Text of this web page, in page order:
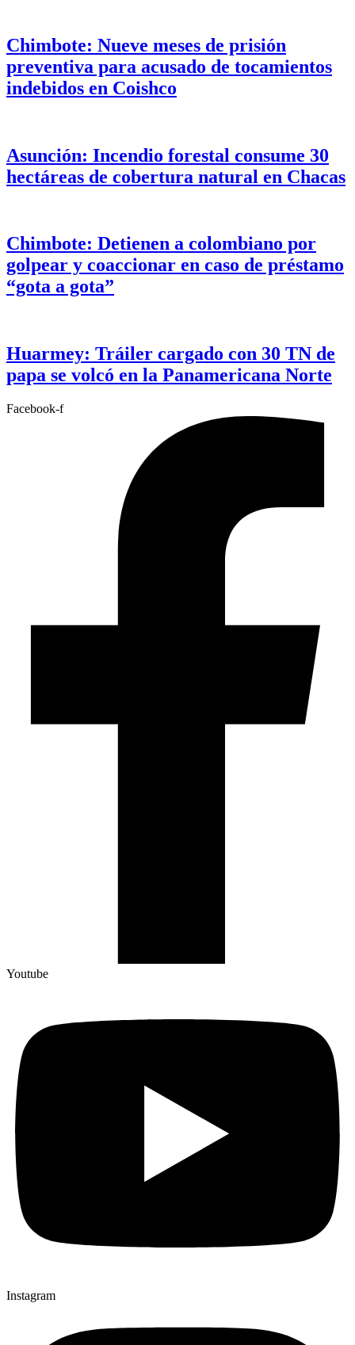
Chimbote: Nueve meses de prisión
preventiva para acusado de tocamientos
indebidos en Coishco
Asunción: Incendio forestal consume 30
hectáreas de cobertura natural en Chacas
Chimbote: Detienen a colombiano por
golpear y coaccionar en caso de préstamo
“gota a gota”
Huarmey: Tráiler cargado con 30 TN de
papa se volcó en la Panamericana Norte
Facebook-f
Youtube
Instagram